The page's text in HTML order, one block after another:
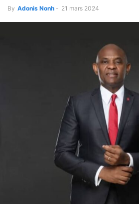
By Adonis Nonh - 21 mars 2024